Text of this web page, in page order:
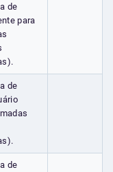
de
para
de
de